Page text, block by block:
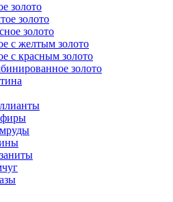
золото
золото
золото
с желтым золото
с красным золото
золото